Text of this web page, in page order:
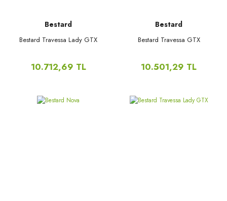
Bestard
Bestard Travessa Lady GTX
10.712,69 TL
Bestard
Bestard Travessa GTX
10.501,29 TL